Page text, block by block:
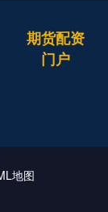
期货配资
门户
地图